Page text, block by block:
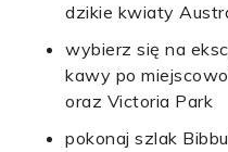
dzikie kwiaty
wybierz się na
kawy po
oraz Victoria Park
pokonaj szlak